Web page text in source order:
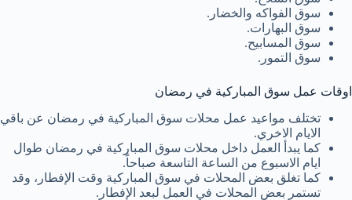
سوق الفواكه والخضار.
سوق البهارات.
سوق المسابيح.
سوق التمور.
اوقات عمل سوق المباركية في رمضان
تختلف مواعيد عمل محلات سوق المباركية في رمضان عن باقي
الايام الاخري.
كما يبدأ العمل داخل محلات سوق المباركية في رمضان طوال
ايام الاسبوع من الساعة التاسعة صباحاً.
كما تغلق بعض المحلات في سوق المباركية وقت الإفطار، وقد
تستمر بعض المحلات في العمل لبعد الإفطار.